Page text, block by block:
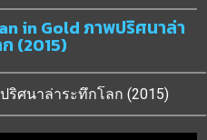
in Gold ภาพปริศนาล่า
(2015)
ปริศนาล่าระทึกโลก (2015)